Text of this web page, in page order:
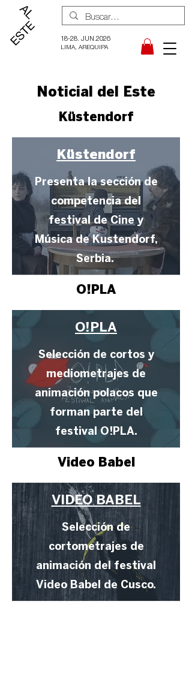
18-28. JUN.2026
LIMA, AREQUIPA
Noticial del Este
Küstendorf
Küstendorf
Presenta la sección de
competencia del
festival de Cine y
Música de Kustendorf,
Serbia.
O!PLA
O!PLA
Selección de cortos y
mediometrajes de
animación polacos que
forman parte del
festival O!PLA.
Video Babel
VIDEO BABEL
Selección de
cortometrajes de
animación del festival
Video Babel de Cusco.